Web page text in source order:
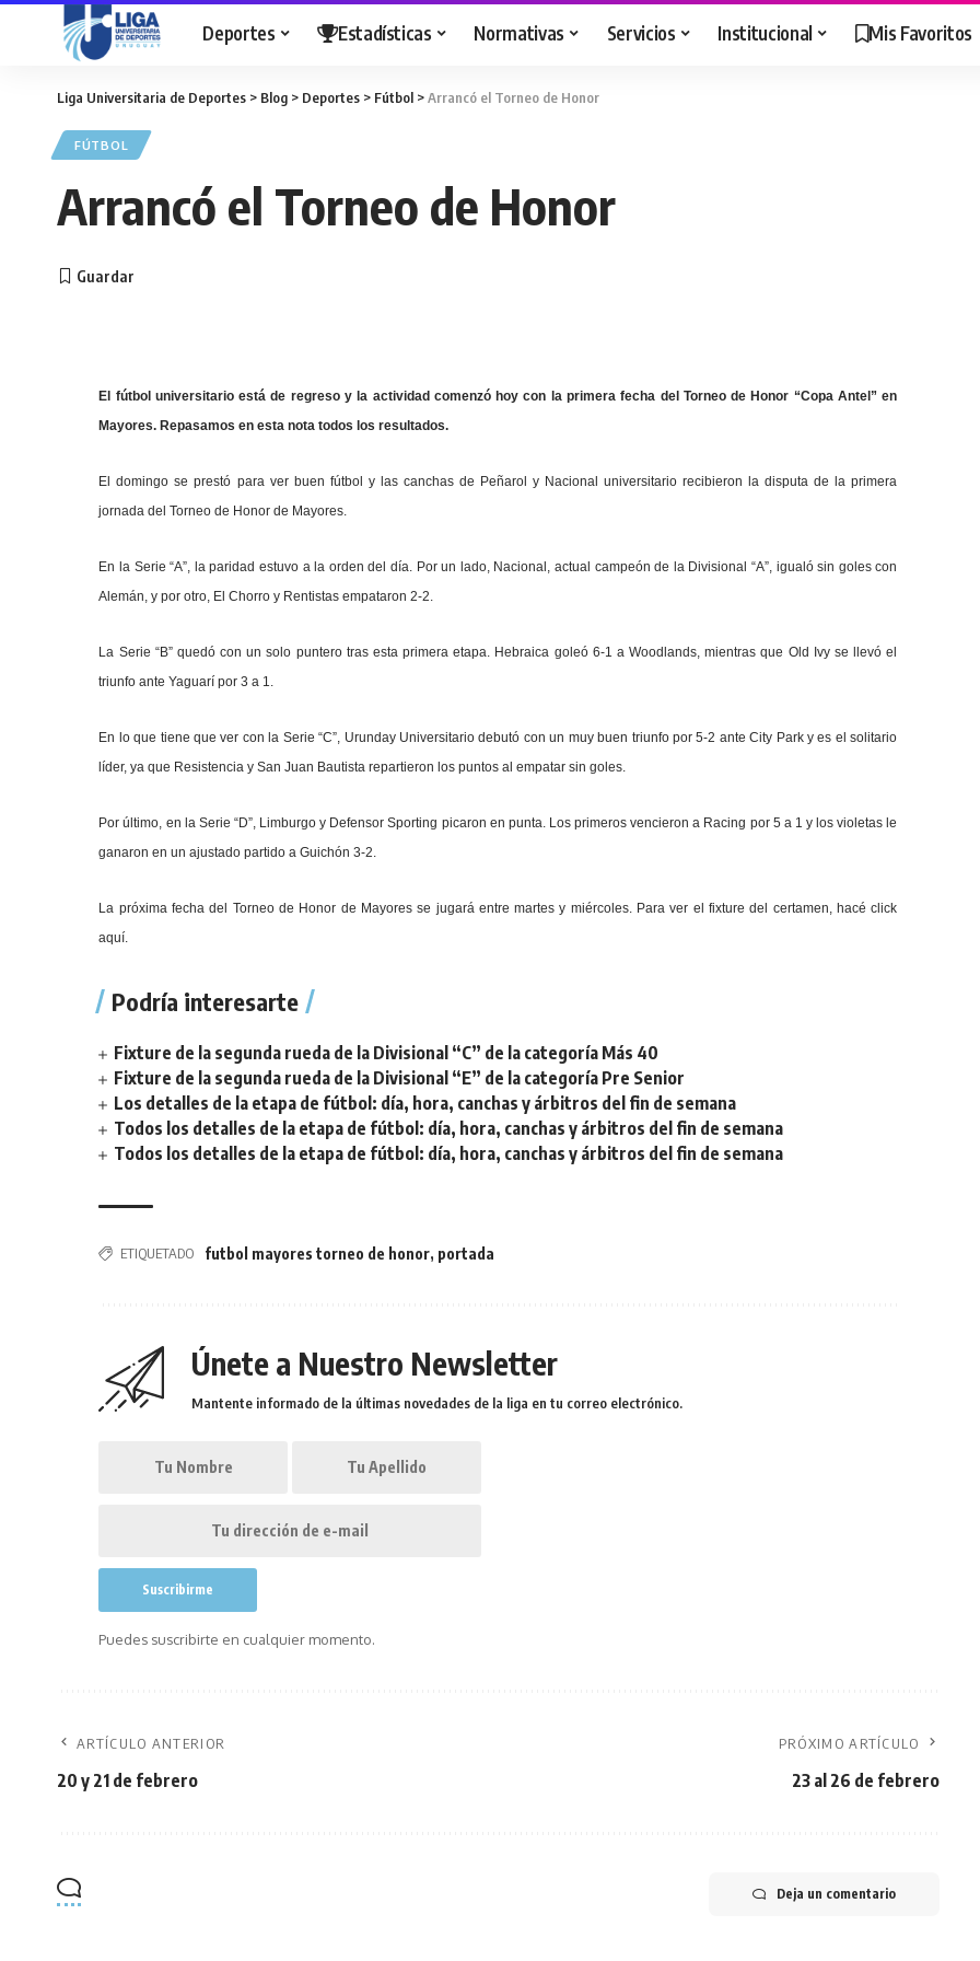
Deportes Estadísticas Normativas Servicios Institucional Mis Favoritos
Liga Universitaria de Deportes > Blog > Deportes > Fútbol >Arrancó el Torneo de Honor
FÚTBOL
Arrancó el Torneo de Honor
El fútbol universitario está de regreso y la actividad comenzó hoy con la primera fecha del Torneo de Honor “Copa Antel” en
Mayores. Repasamos en esta nota todos los resultados.
El domingo se prestó para ver buen fútbol y las canchas de Peñarol y Nacional universitario recibieron la disputa de la primera
jornada del Torneo de Honor de Mayores.
En la Serie “A”, la paridad estuvo a la orden del día. Por un lado, Nacional, actual campeón de la Divisional “A”, igualó sin goles con
Alemán, y por otro, El Chorro y Rentistas empataron 2-2.
La Serie “B” quedó con un solo puntero tras esta primera etapa. Hebraica goleó 6-1 a Woodlands, mientras que Old Ivy se llevó el
triunfo ante Yaguarí por 3 a 1.
En lo que tiene que ver con la Serie “C”, Urunday Universitario debutó con un muy buen triunfo por 5-2 ante City Park y es el solitario
líder, ya que Resistencia y San Juan Bautista repartieron los puntos al empatar sin goles.
Por último, en la Serie “D”, Limburgo y Defensor Sporting picaron en punta. Los primeros vencieron a Racing por 5 a 1 y los violetas le
ganaron en un ajustado partido a Guichón 3-2.
La próxima fecha del Torneo de Honor de Mayores se jugará entre martes y miércoles. Para ver el fixture del certamen, hacé click
aquí.
Podría interesarte
Fixture de la segunda rueda de la Divisional “C” de la categoría Más 40
Fixture de la segunda rueda de la Divisional “E” de la categoría Pre Senior
Los detalles de la etapa de fútbol: día, hora, canchas y árbitros del fin de semana
Todos los detalles de la etapa de fútbol: día, hora, canchas y árbitros del fin de semana
Todos los detalles de la etapa de fútbol: día, hora, canchas y árbitros del fin de semana
ETIQUETADO futbol mayores torneo de honor, portada
Únete a Nuestro Newsletter
Mantente informado de la últimas novedades de la liga en tu correo electrónico.
Puedes suscribirte en cualquier momento.
ARTÍCULO ANTERIOR
20 y 21 de febrero
PRÓXIMO ARTÍCULO
23 al 26 de febrero
Deja un comentario